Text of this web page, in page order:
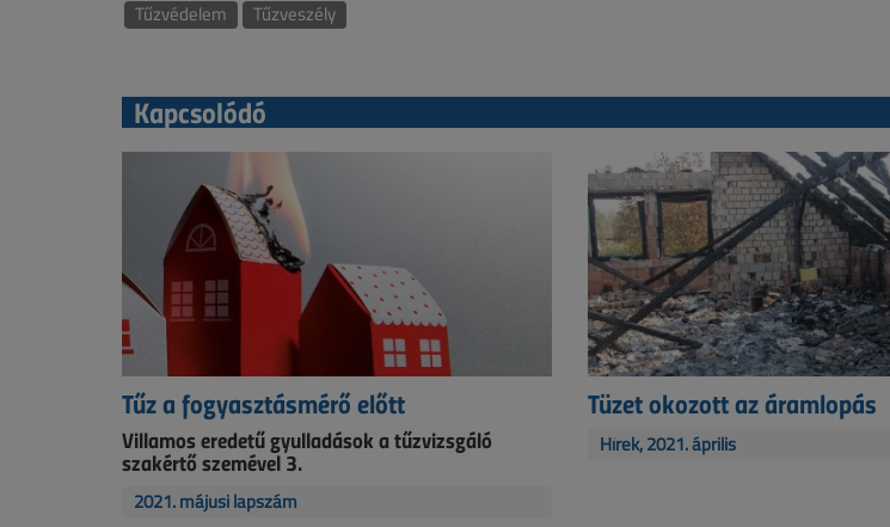
Tűzvédelem Tűzveszély
Kapcsolódó
Tűz a fogyasztásmérő előtt
Villamos eredetű gyulladások a tűzvizsgáló
szakértő szemével 3.
2021. májusi lapszám
Tüzet okozott az áramlopás
Hírek, 2021. április